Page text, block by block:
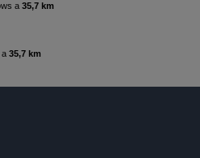
a 35,7 km
a 35,7 km